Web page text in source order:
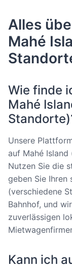
Alles
Mahé
Wie finde
Mahé
Unsere
auf Mahé
Nutzen Sie die
geben Sie Ihren
(verschiedene
Bahnhof, und
zuverlässigen
Kann ich